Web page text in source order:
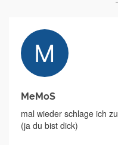
MeMoS
mal wieder schlage ich zu
(ja du bist dick)